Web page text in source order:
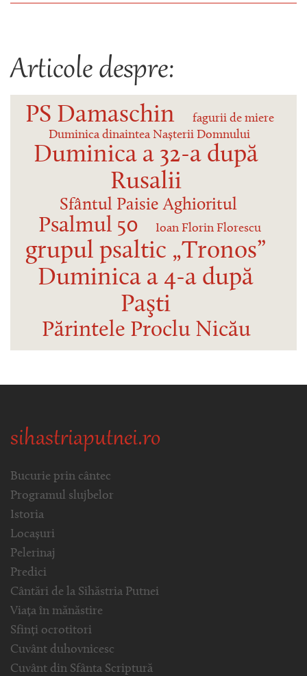
Articole despre:
PS Damaschin
fagurii de miere
Duminica dinaintea Nașterii Domnului
Duminica a 32-a după
Rusalii
Sfântul Paisie Aghioritul
Psalmul 50 Ioan Florin Florescu
grupul psaltic „Tronos”
Duminica a 4-a după
Paşti
Părintele Proclu Nicău
sihastriaputnei.ro
Bucurie prin cântec
Programul slujbelor
Istoria
Locașuri
Pelerinaj
Predici
Cântări de la Sihăstria Putnei
Viața în mănăstire
Sfinți ocrotitori
Cuvânt duhovnicesc
Cuvânt din Sfânta Scriptură